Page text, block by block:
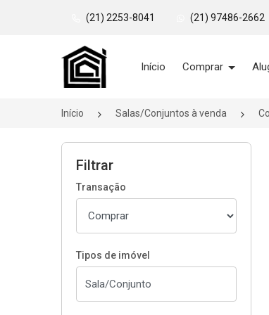
(21) 2253-8041 (21) 97486-2662
Página inicial
Início Comprar
Início Salas/Conjuntos à venda
Filtrar
Transação
Tipos de imóvel